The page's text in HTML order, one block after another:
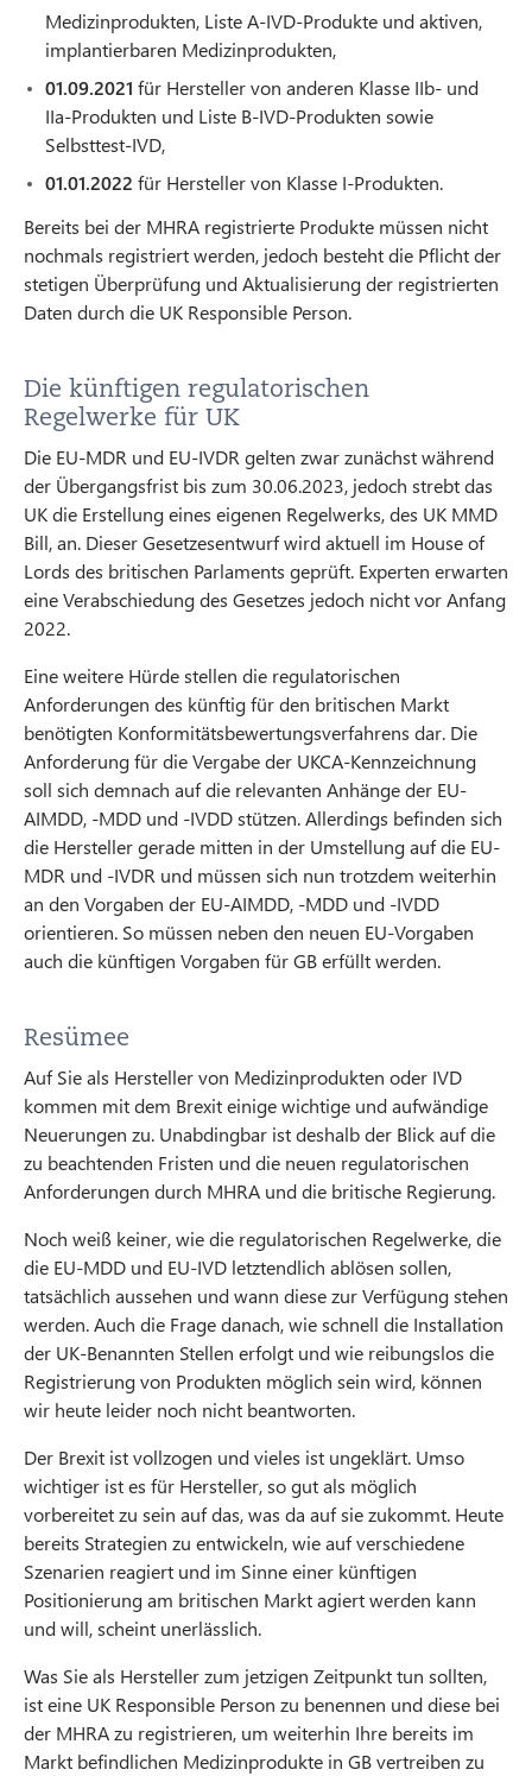
Medizinprodukten, Liste A-IVD-Produkte und aktiven,
implantierbaren Medizinprodukten,
01.09.2021 für Hersteller von anderen Klasse IIb- und
IIa-Produkten und Liste B-IVD-Produkten sowie
Selbsttest-IVD,
01.01.2022 für Hersteller von Klasse I-Produkten.
Bereits bei der MHRA registrierte Produkte müssen nicht
nochmals registriert werden, jedoch besteht die Pflicht der
stetigen Überprüfung und Aktualisierung der registrierten
Daten durch die UK Responsible Person.
Die künftigen regulatorischen
Regelwerke für UK
Die EU-MDR und EU-IVDR gelten zwar zunächst während
der Übergangsfrist bis zum 30.06.2023, jedoch strebt das
UK die Erstellung eines eigenen Regelwerks, des UK MMD
Bill, an. Dieser Gesetzesentwurf wird aktuell im House of
Lords des britischen Parlaments geprüft. Experten erwarten
eine Verabschiedung des Gesetzes jedoch nicht vor Anfang
2022.
Eine weitere Hürde stellen die regulatorischen
Anforderungen des künftig für den britischen Markt
benötigten Konformitätsbewertungsverfahrens dar. Die
Anforderung für die Vergabe der UKCA-Kennzeichnung
soll sich demnach auf die relevanten Anhänge der EU-
AIMDD, -MDD und -IVDD stützen. Allerdings befinden sich
die Hersteller gerade mitten in der Umstellung auf die EU-
MDR und -IVDR und müssen sich nun trotzdem weiterhin
an den Vorgaben der EU-AIMDD, -MDD und -IVDD
orientieren. So müssen neben den neuen EU-Vorgaben
auch die künftigen Vorgaben für GB erfüllt werden.
Resümee
Auf Sie als Hersteller von Medizinprodukten oder IVD
kommen mit dem Brexit einige wichtige und aufwändige
Neuerungen zu. Unabdingbar ist deshalb der Blick auf die
zu beachtenden Fristen und die neuen regulatorischen
Anforderungen durch MHRA und die britische Regierung.
Noch weiß keiner, wie die regulatorischen Regelwerke, die
die EU-MDD und EU-IVD letztendlich ablösen sollen,
tatsächlich aussehen und wann diese zur Verfügung stehen
werden. Auch die Frage danach, wie schnell die Installation
der UK-Benannten Stellen erfolgt und wie reibungslos die
Registrierung von Produkten möglich sein wird, können
wir heute leider noch nicht beantworten.
Der Brexit ist vollzogen und vieles ist ungeklärt. Umso
wichtiger ist es für Hersteller, so gut als möglich
vorbereitet zu sein auf das, was da auf sie zukommt. Heute
bereits Strategien zu entwickeln, wie auf verschiedene
Szenarien reagiert und im Sinne einer künftigen
Positionierung am britischen Markt agiert werden kann
und will, scheint unerlässlich.
Was Sie als Hersteller zum jetzigen Zeitpunkt tun sollten,
ist eine UK Responsible Person zu benennen und diese bei
der MHRA zu registrieren, um weiterhin Ihre bereits im
Markt befindlichen Medizinprodukte in GB vertreiben zu